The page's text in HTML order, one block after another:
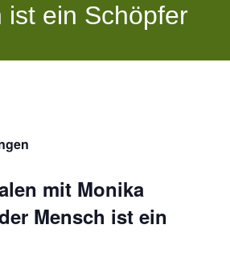
ist ein Schöpfer
mit Monika
Mensch ist ein